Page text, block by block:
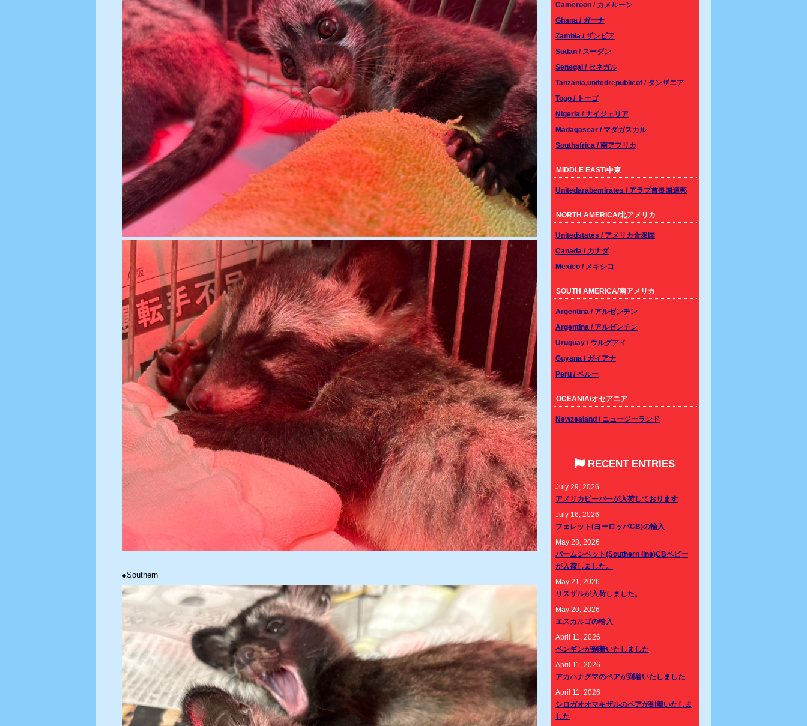
●Southern
Cameroon / カメルーン
Ghana / ガーナ
Zambia / ザンビア
Sudan / スーダン
Senegal / セネガル
Tanzania,unitedrepublicof / タンザニア
Togo / トーゴ
Nigeria / ナイジェリア
Madagascar / マダガスカル
Southafrica / 南アフリカ
MIDDLE EAST/中東
Unitedarabemirates / アラブ首長国連邦
NORTH AMERICA/北アメリカ
Unitedstates / アメリカ合衆国
Canada / カナダ
Mexico / メキシコ
SOUTH AMERICA/南アメリカ
Argentina / アルゼンチン
Argentina / アルゼンチン
Uruguay / ウルグアイ
Guyana / ガイアナ
Peru / ペルー
OCEANIA/オセアニア
Newzealand / ニュージーランド
RECENT ENTRIES
July 29, 2026
アメリカビーバーが入荷しております
July 16, 2026
フェレット(ヨーロッパCB)の輸入
May 28, 2026
パームシベット(Southern line)CBベビー
が入荷しました。
May 21, 2026
リスザルが入荷しました。
May 20, 2026
エスカルゴの輸入
April 11, 2026
ペンギンが到着いたしました
April 11, 2026
アカハナグマのペアが到着いたしました
April 11, 2026
シロガオオマキザルのペアが到着いたしま
した